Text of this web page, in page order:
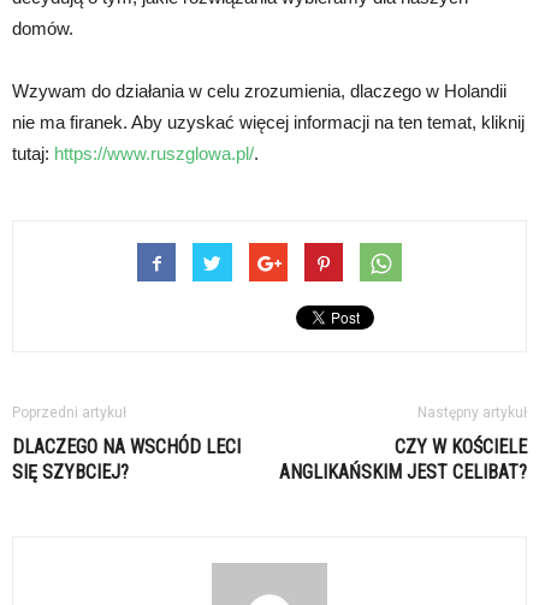
domów.
Wzywam do działania w celu zrozumienia, dlaczego w Holandii
nie ma firanek. Aby uzyskać więcej informacji na ten temat, kliknij
tutaj: https://www.ruszglowa.pl/.
Poprzedni artykuł
DLACZEGO NA WSCHÓD LECI
SIĘ SZYBCIEJ?
Następny artykuł
CZY W KOŚCIELE
ANGLIKAŃSKIM JEST CELIBAT?